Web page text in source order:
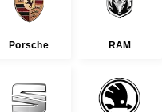
Porsche RAM